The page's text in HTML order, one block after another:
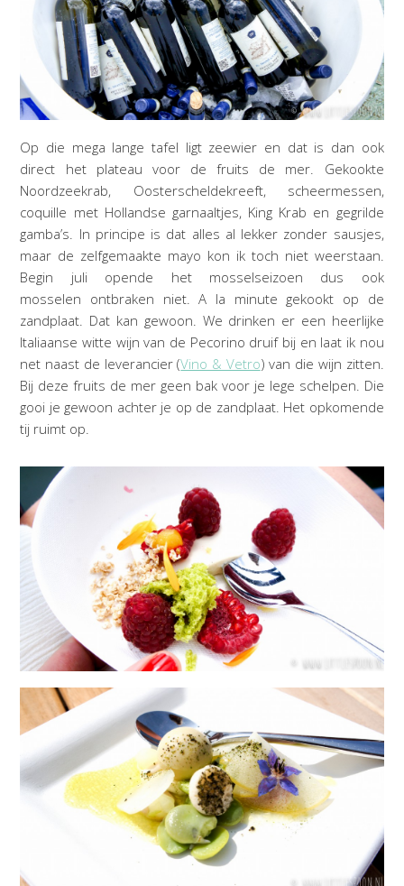
Op die mega lange tafel ligt zeewier en dat is dan ook
direct het plateau voor de fruits de mer. Gekookte
Noordzeekrab, Oosterscheldekreeft, scheermessen,
coquille met Hollandse garnaaltjes, King Krab en gegrilde
gamba’s. In principe is dat alles al lekker zonder sausjes,
maar de zelfgemaakte mayo kon ik toch niet weerstaan.
Begin juli opende het mosselseizoen dus ook
mosselen ontbraken niet. A la minute gekookt op de
zandplaat. Dat kan gewoon. We drinken er een heerlijke
Italiaanse witte wijn van de Pecorino druif bij en laat ik nou
net naast de leverancier (Vino & Vetro) van die wijn zitten.
Bij deze fruits de mer geen bak voor je lege schelpen. Die
gooi je gewoon achter je op de zandplaat. Het opkomende
tij ruimt op.